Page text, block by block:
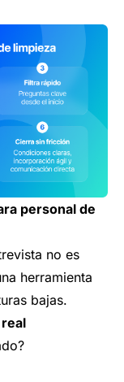
personal de
no es
herramienta
bajas.